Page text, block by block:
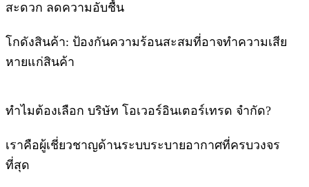
สะดวก ลดความอับชื้น
โกดังสินค้า: ป้องกันความร้อนสะสมที่อาจทำความเสีย
หายแก่สินค้า
ทำไมต้องเลือก บริษัท โอเวอร์อินเตอร์เทรด จำกัด?
เราคือผู้เชี่ยวชาญด้านระบบระบายอากาศที่ครบวงจร
ที่สุด